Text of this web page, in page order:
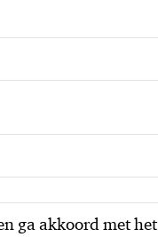
ga akkoord met het